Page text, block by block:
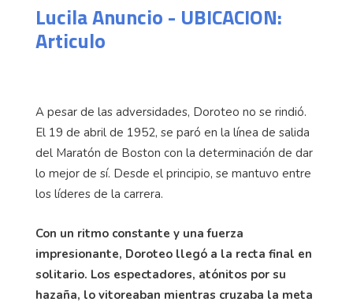
Lucila Anuncio - UBICACION:
Articulo
A pesar de las adversidades, Doroteo no se rindió.
El 19 de abril de 1952, se paró en la línea de salida
del Maratón de Boston con la determinación de dar
lo mejor de sí. Desde el principio, se mantuvo entre
los líderes de la carrera.
Con un ritmo constante y una fuerza
impresionante, Doroteo llegó a la recta final en
solitario. Los espectadores, atónitos por su
hazaña, lo vitoreaban mientras cruzaba la meta